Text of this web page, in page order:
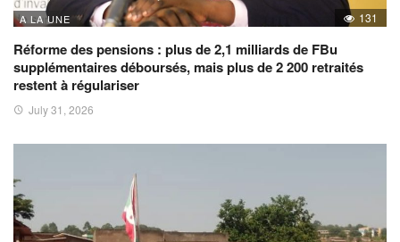
A LA UNE 131
Réforme des pensions : plus de 2,1 milliards de FBu
supplémentaires déboursés, mais plus de 2 200 retraités
restent à régulariser
July 31, 2026